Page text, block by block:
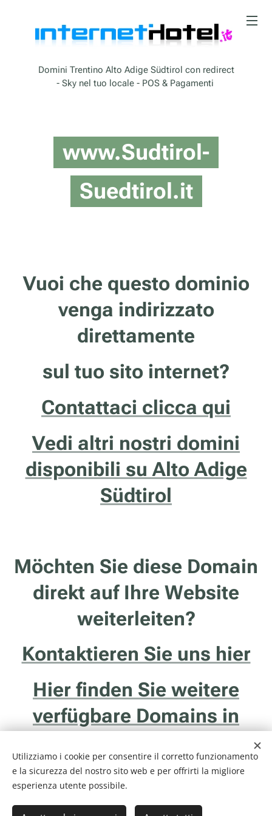
Domini Trentino Alto Adige Südtirol con redirect
- Sky nel tuo locale - POS & Pagamenti
www.Sudtirol-
Suedtirol.it
Vuoi che questo dominio
venga indirizzato
direttamente
sul tuo sito internet?
Contattaci clicca qui
Vedi altri nostri domini
disponibili su Alto Adige
Südtirol
Möchten Sie diese Domain
direkt auf Ihre Website
weiterleiten?
Kontaktieren Sie uns hier
Hier finden Sie weitere
verfügbare Domains in
Utilizziamo i cookie per consentire il corretto funzionamento
e la sicurezza del nostro sito web e per offrirti la migliore
esperienza utente possibile.